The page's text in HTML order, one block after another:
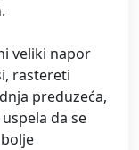
veliki napor
rastereti
preduzeća,
da se